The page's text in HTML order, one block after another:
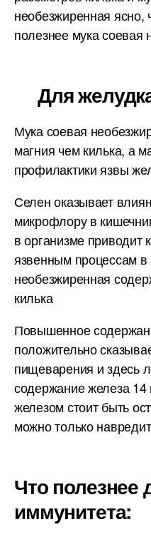
необезжиренная ясно,
полезнее мука соевая
Для
Мука соевая
магния чем килька, а
профилактики язвы
Селен оказывает
микрофлору в
в организме приводит
язвенным процессам
необезжиренная
килька
Повышенное
положительно
пищеварения и здесь
содержание железа
железом стоит быть
можно только
Что полезнее
иммунитета: